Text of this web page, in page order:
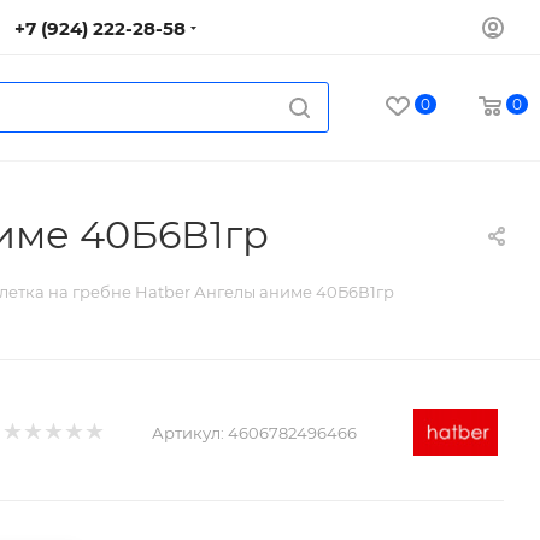
+7 (924) 222-28-58
0 0
40Б6В1гр
на гребне Hatber Ангелы аниме 40Б6В1гр
Артикул: 4606782496466